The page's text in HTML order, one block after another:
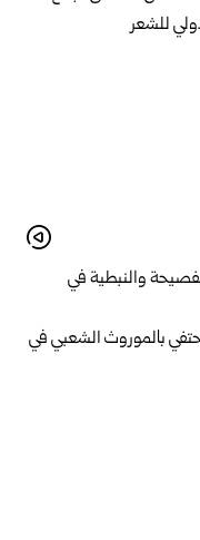
والنبطية في